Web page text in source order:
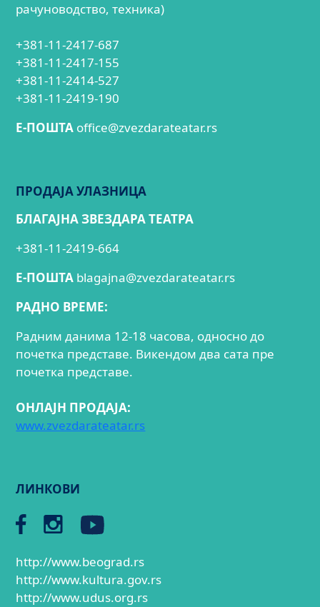
рачуноводство, техника)
+381-11-2417-687
+381-11-2417-155
+381-11-2414-527
+381-11-2419-190
E-ПОШТА office@zvezdarateatar.rs
ПРОДАЈА УЛАЗНИЦА
БЛАГАЈНА ЗВЕЗДАРА ТЕАТРА
+381-11-2419-664
E-ПОШТА blagajna@zvezdarateatar.rs
РАДНО ВРЕМЕ:
Радним данима 12-18 часова, односно до
почетка представе. Викендом два сата пре
почетка представе.
ОНЛАЈН ПРОДАЈА:
www.zvezdarateatar.rs
ЛИНКОВИ
http://www.beograd.rs
http://www.kultura.gov.rs
http://www.udus.org.rs